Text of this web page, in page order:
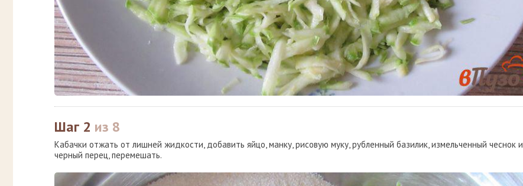
Шаг 2 из 8
Кабачки отжать от лишней жидкости, добавить яйцо, манку, рисовую муку, рубленный базилик, измельченный чеснок и
черный перец, перемешать.